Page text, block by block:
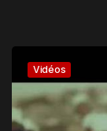
Vidéos